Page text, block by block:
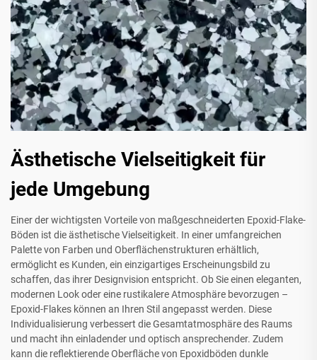
Ästhetische Vielseitigkeit für
jede Umgebung
Einer der wichtigsten Vorteile von maßgeschneiderten Epoxid-Flake-
Böden ist die ästhetische Vielseitigkeit. In einer umfangreichen
Palette von Farben und Oberflächenstrukturen erhältlich,
ermöglicht es Kunden, ein einzigartiges Erscheinungsbild zu
schaffen, das ihrer Designvision entspricht. Ob Sie einen eleganten,
modernen Look oder eine rustikalere Atmosphäre bevorzugen –
Epoxid-Flakes können an Ihren Stil angepasst werden. Diese
Individualisierung verbessert die Gesamtatmosphäre des Raums
und macht ihn einladender und optisch ansprechender. Zudem
kann die reflektierende Oberfläche von Epoxidböden dunkle